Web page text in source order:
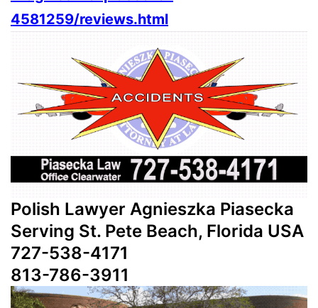
4581259/reviews.html
Polish Lawyer Agnieszka Piasecka
Serving St. Pete Beach, Florida USA
727-538-4171
813-786-3911